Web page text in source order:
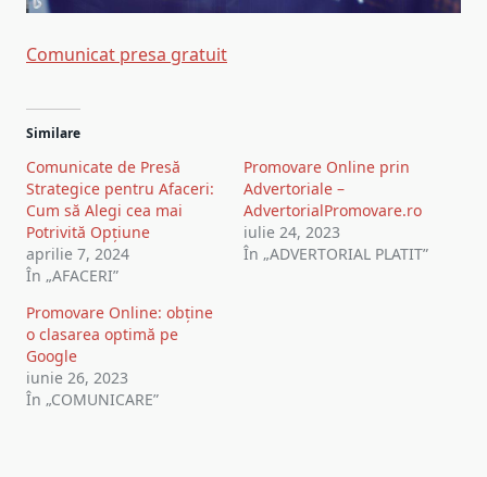
Navigare
în
articole
Comunicat presa gratuit
Similare
Comunicate de Presă
Strategice pentru Afaceri:
Cum să Alegi cea mai
Potrivită Opțiune
aprilie 7, 2024
În „AFACERI”
Promovare Online prin
Advertoriale –
AdvertorialPromovare.ro
iulie 24, 2023
În „ADVERTORIAL PLATIT”
Promovare Online: obține
o clasarea optimă pe
Google
iunie 26, 2023
În „COMUNICARE”